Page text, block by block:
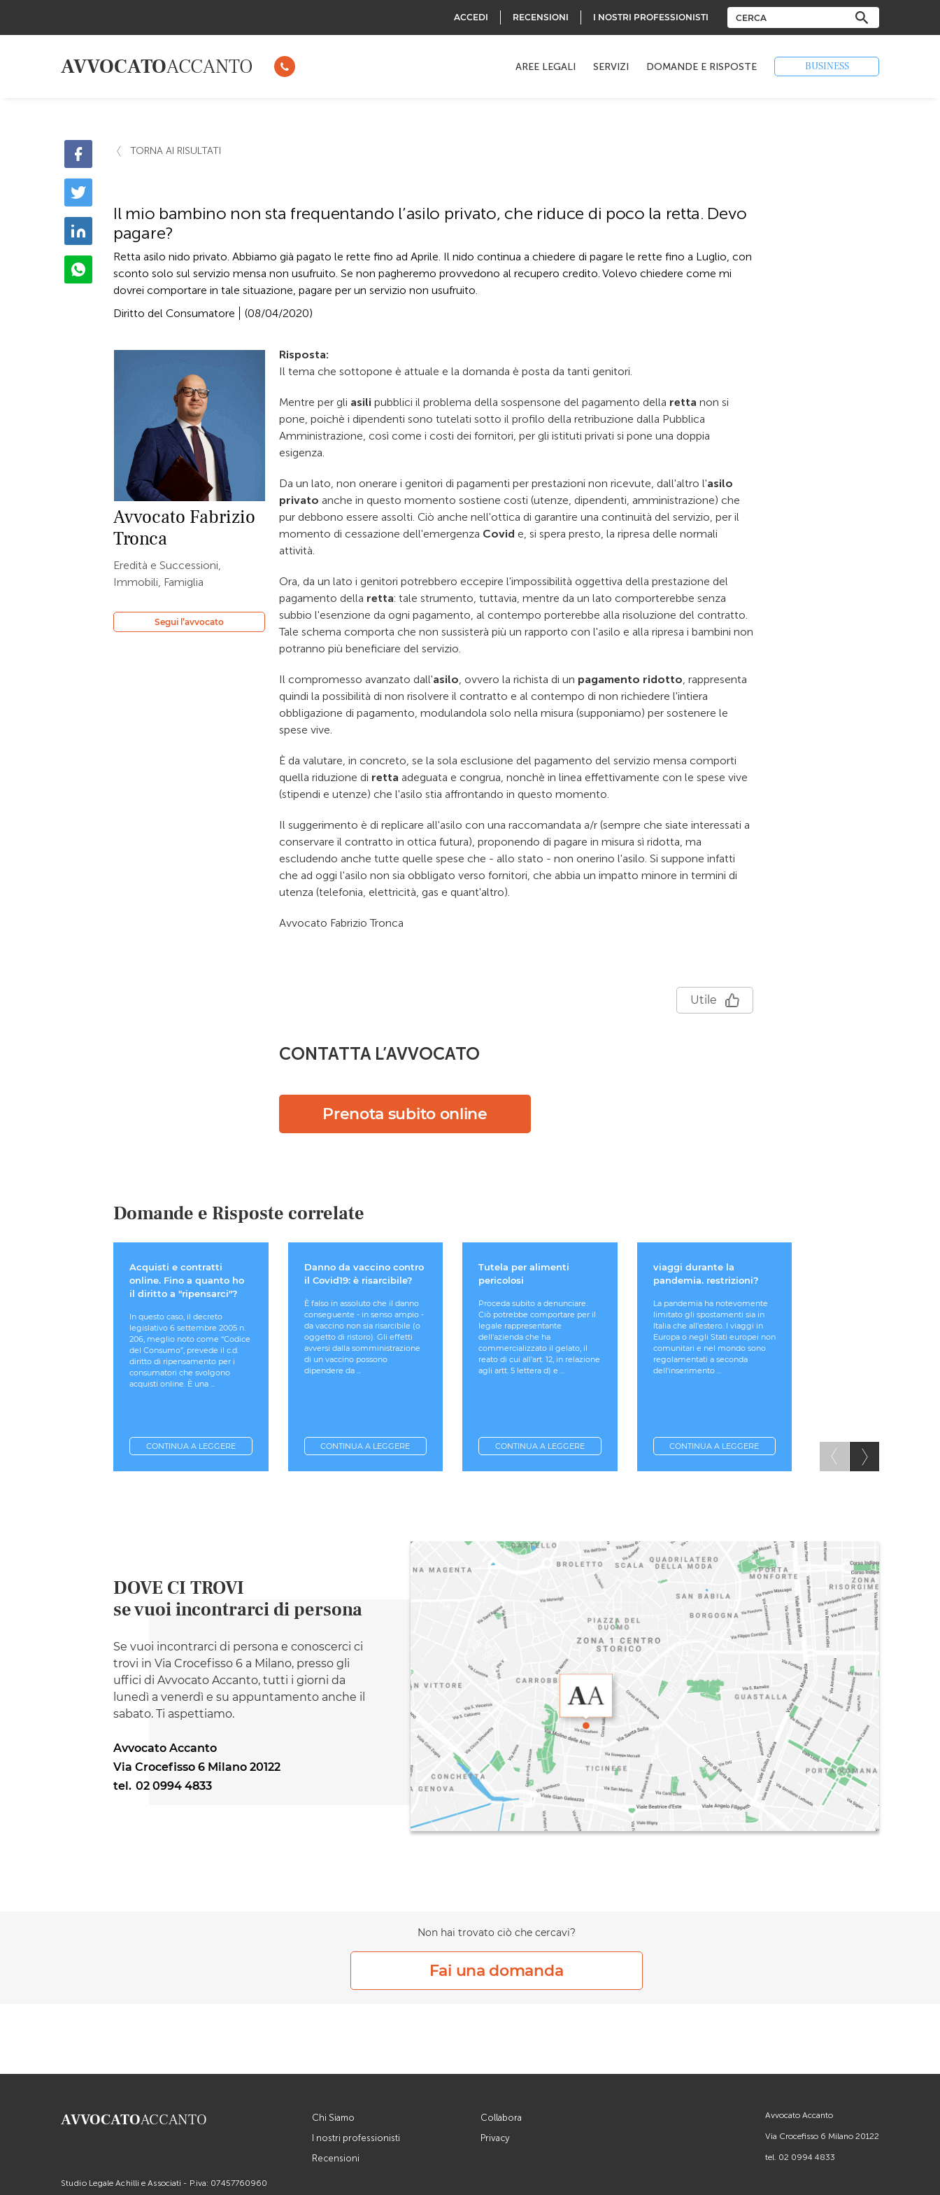
ACCEDI RECENSIONI I NOSTRI PROFESSIONISTI
AVVOCATOACCANTO AREE LEGALI SERVIZI DOMANDE E RISPOSTE BUSINESS
TORNA AI RISULTATI
Il mio bambino non sta frequentando l’asilo privato, che riduce di poco la retta. Devo
pagare?
Retta asilo nido privato. Abbiamo già pagato le rette fino ad Aprile. Il nido continua a chiedere di pagare le rette fino a Luglio, con
sconto solo sul servizio mensa non usufruito. Se non pagheremo provvedono al recupero credito. Volevo chiedere come mi
dovrei comportare in tale situazione, pagare per un servizio non usufruito.
Diritto del Consumatore
(08/04/2020)
Avvocato Fabrizio
Tronca
Eredità e Successioni,
Immobili, Famiglia
Segui l’avvocato
Risposta:
Il tema che sottopone è attuale e la domanda è posta da tanti genitori.
Mentre per gli asili pubblici il problema della sospensone del pagamento della retta non si
pone, poichè i dipendenti sono tutelati sotto il profilo della retribuzione dalla Pubblica
Amministrazione, così come i costi dei fornitori, per gli istituti privati si pone una doppia
esigenza.
Da un lato, non onerare i genitori di pagamenti per prestazioni non ricevute, dall'altro l'asilo
privato anche in questo momento sostiene costi (utenze, dipendenti, amministrazione) che
pur debbono essere assolti. Ciò anche nell'ottica di garantire una continuità del servizio, per il
momento di cessazione dell'emergenza Covid e, si spera presto, la ripresa delle normali
attività.
Ora, da un lato i genitori potrebbero eccepire l'impossibilità oggettiva della prestazione del
pagamento della retta: tale strumento, tuttavia, mentre da un lato comporterebbe senza
subbio l'esenzione da ogni pagamento, al contempo porterebbe alla risoluzione del contratto.
Tale schema comporta che non sussisterà più un rapporto con l'asilo e alla ripresa i bambini non
potranno più beneficiare del servizio.
Il compromesso avanzato dall'asilo, ovvero la richista di un pagamento ridotto, rappresenta
quindi la possibilità di non risolvere il contratto e al contempo di non richiedere l'intiera
obbligazione di pagamento, modulandola solo nella misura (supponiamo) per sostenere le
spese vive.
È da valutare, in concreto, se la sola esclusione del pagamento del servizio mensa comporti
quella riduzione di retta adeguata e congrua, nonchè in linea effettivamente con le spese vive
(stipendi e utenze) che l'asilo stia affrontando in questo momento.
Il suggerimento è di replicare all'asilo con una raccomandata a/r (sempre che siate interessati a
conservare il contratto in ottica futura), proponendo di pagare in misura sì ridotta, ma
escludendo anche tutte quelle spese che - allo stato - non onerino l'asilo. Si suppone infatti
che ad oggi l'asilo non sia obbligato verso fornitori, che abbia un impatto minore in termini di
utenza (telefonia, elettricità, gas e quant'altro).
Avvocato Fabrizio Tronca
Utile
CONTATTA L’AVVOCATO
Prenota subito online
Domande e Risposte correlate
Acquisti e contratti
online. Fino a quanto ho
il diritto a "ripensarci"?
In questo caso, il decreto
legislativo 6 settembre 2005 n.
206, meglio noto come “Codice
del Consumo”, prevede il c.d.
diritto di ripensamento per i
consumatori che svolgono
acquisti online. È una ...
CONTINUA A LEGGERE
Danno da vaccino contro
il Covid19: è risarcibile?
È falso in assoluto che il danno
conseguente - in senso ampio -
da vaccino non sia risarcibile (o
oggetto di ristoro). Gli effetti
avversi dalla somministrazione
di un vaccino possono
dipendere da ...
CONTINUA A LEGGERE
Tutela per alimenti
pericolosi
Proceda subito a denunciare.
Ciò potrebbe comportare per il
legale rappresentante
dell'azienda che ha
commercializzato il gelato, il
reato di cui all'art. 12, in relazione
agli artt. 5 lettera d) e ...
CONTINUA A LEGGERE
viaggi durante la
pandemia. restrizioni?
La pandemia ha notevomente
limitato gli spostamenti sia in
Italia che all'estero. I viaggi in
Europa o negli Stati europei non
comunitari e nel mondo sono
regolamentati a seconda
dell'inserimento ...
CONTINUA A LEGGERE CONTINUA A LEGGERE
DOVE CI TROVI
se vuoi incontrarci di persona
Se vuoi incontrarci di persona e conoscerci ci
trovi in Via Crocefisso 6 a Milano, presso gli
uffici di Avvocato Accanto, tutti i giorni da
lunedì a venerdì e su appuntamento anche il
sabato. Ti aspettiamo.
Avvocato Accanto
Via Crocefisso 6 Milano 20122
tel. 02 0994 4833
Non hai trovato ciò che cercavi?
Fai una domanda
AVVOCATOACCANTO
Chi Siamo
I nostri professionisti
Recensioni
Collabora
Privacy
Avvocato Accanto
Via Crocefisso 6 Milano 20122
tel. 02 0994 4833
Studio Legale Achilli e Associati - P.iva: 07457760960